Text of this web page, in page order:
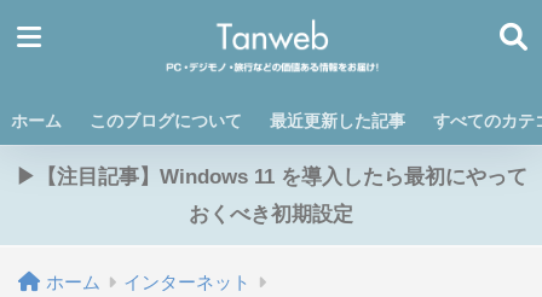
ホーム このブログについて 最近更新した記事 すべてのカテ
▶【注目記事】Windows 11 を導入したら最初にやって
おくべき初期設定
ホーム インターネット